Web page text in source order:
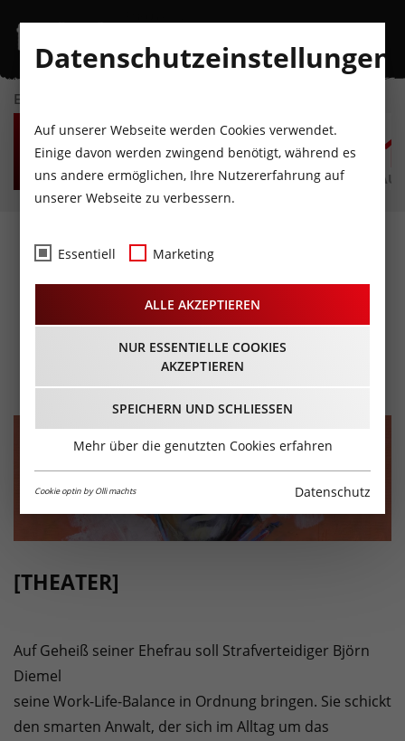
EVENTKALENDER
DO
6
AUGUST
FR
7
AUGUST
SA
8
AUGUST
SO
9
AUGUST
MO
10
AUGUST
ACHTSAM MORDEN von
Karsten Dusse in einer
Bearbeitung von Bernd
Schmidt
09.06.2023 - Beginn 20:00 Uhr
[THEATER]
Auf Geheiß seiner Ehefrau soll Strafverteidiger Björn
Diemel
seine Work-Life-Balance in Ordnung bringen. Sie schickt
den smarten Anwalt, der sich im Alltag um das
Datenschutzeinstellungen
Auf unserer Webseite werden Cookies verwendet.
Einige davon werden zwingend benötigt, während es
uns andere ermöglichen, Ihre Nutzererfahrung auf
unserer Webseite zu verbessern.
Essentiell Marketing
ALLE AKZEPTIEREN
NUR ESSENTIELLE COOKIES
AKZEPTIEREN
SPEICHERN UND SCHLIESSEN
Mehr über die genutzten Cookies erfahren
Cookie optin by Olli machts Datenschutz